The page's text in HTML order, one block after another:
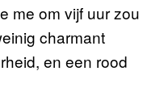
me om vijf uur zou
charmant
en een rood